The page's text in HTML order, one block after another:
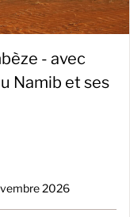
- avec
Namib et ses
2026